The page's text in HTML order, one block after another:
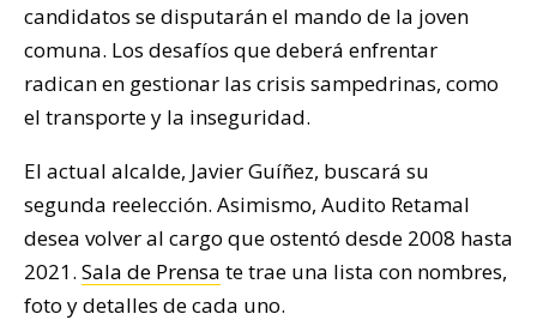
candidatos se disputarán el mando de la joven
comuna. Los desafíos que deberá enfrentar
radican en gestionar las crisis sampedrinas, como
el transporte y la inseguridad.
El actual alcalde, Javier Guíñez, buscará su
segunda reelección. Asimismo, Audito Retamal
desea volver al cargo que ostentó desde 2008 hasta
2021. Sala de Prensa te trae una lista con nombres,
foto y detalles de cada uno.